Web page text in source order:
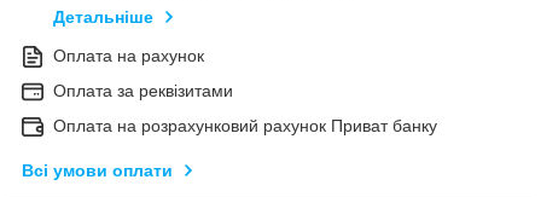
Детальніше
Оплата на рахунок
Оплата за реквізитами
Оплата на розрахунковий рахунок Приват банку
Всі умови оплати